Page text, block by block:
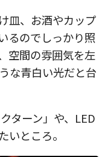
皿、お酒やカップ
るのでしっかり照
空間の雰囲気を左
な青白い光だと台
ターン」や、LED
いところ。